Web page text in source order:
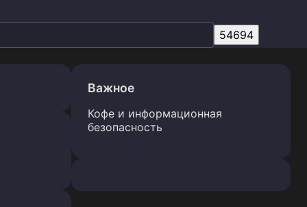
Важное
Кофе и информационная
безопасность